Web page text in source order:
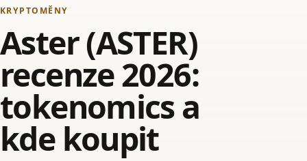
KRYPTOMĚNY
Aster (ASTER)
recenze 2026:
tokenomics a
kde koupit